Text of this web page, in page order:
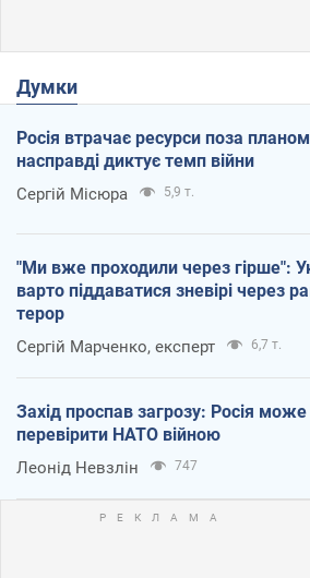
Думки
Росія втрачає ресурси поза
насправді диктує темп війни
Сергій Місюра 5,9 т.
"Ми вже проходили через гірше":
варто піддаватися зневірі через
терор
Сергій Марченко, експерт 6,7 т.
Захід проспав загрозу: Росія може
перевірити НАТО війною
Леонід Невзлін 747